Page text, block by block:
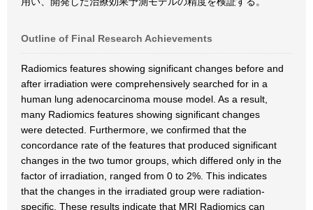
Outline of Final Research Achievements
Radiomics features showing significant changes before and
after irradiation were comprehensively searched for in a
human lung adenocarcinoma mouse model. As a result,
many Radiomics features showing significant changes
were detected. Furthermore, we confirmed that the
concordance rate of the features that produced significant
changes in the two tumor groups, which differed only in the
factor of irradiation, ranged from 0 to 2%. This indicates
that the changes in the irradiated group were radiation-
specific. These results indicate that MRI Radiomics can